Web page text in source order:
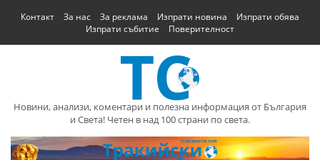
Контакт За нас За реклама Изпрати новина
Изпрати обява
Изпрати събитие
Поверителност
Новини, анализи, коментари и полезна информация от България
и Света! Четен в над 100 страни по света.